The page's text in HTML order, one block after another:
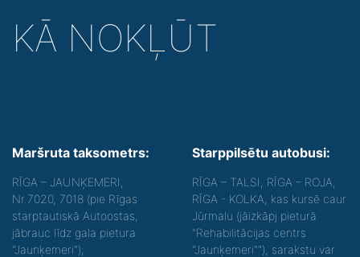
KĀ NOKĻŪT
Maršruta taksometrs:
RĪGA – JAUNĶEMERI,
Nr.7020, 7018 (pie Rīgas
starptautiskā Autoostas,
jābrauc līdz gala pietura
"Jaunķemeri");
Starppilsētu autobusi:
RĪGA – TALSI, RĪGA – ROJA,
RĪGA - KOLKA, kas kursē caur
Jūrmalu (jāizkāpj pieturā
"Rehabilitācijas centrs
"Jaunķemeri""), sarakstu var